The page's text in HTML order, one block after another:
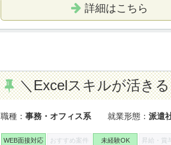
詳細はこちら
＼Excelスキルが活き
職種： 事務・オフィス系 就業形態： 派遣
WEB面接対応 おすすめ案件 未経験OK
昇給・賞